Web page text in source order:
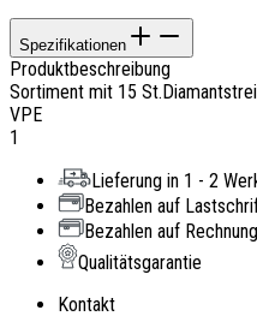
Spezifikationen
Produktbeschreibung
Sortiment mit 15
VPE
1
Lieferung in 1 - 2
Bezahlen auf
Bezahlen auf Rechnung
Qualitätsgarantie
Kontakt